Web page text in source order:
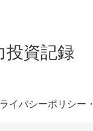
投資記録
イバシーポリシー・